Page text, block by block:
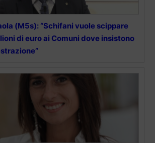
(M5s): “Schifani vuole scippare
di euro ai Comuni dove insistono